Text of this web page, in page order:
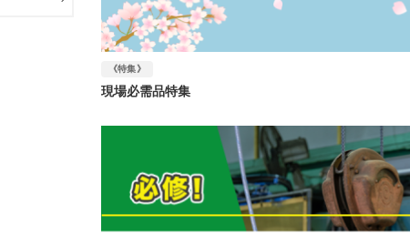
《特集》
現場必需品特集